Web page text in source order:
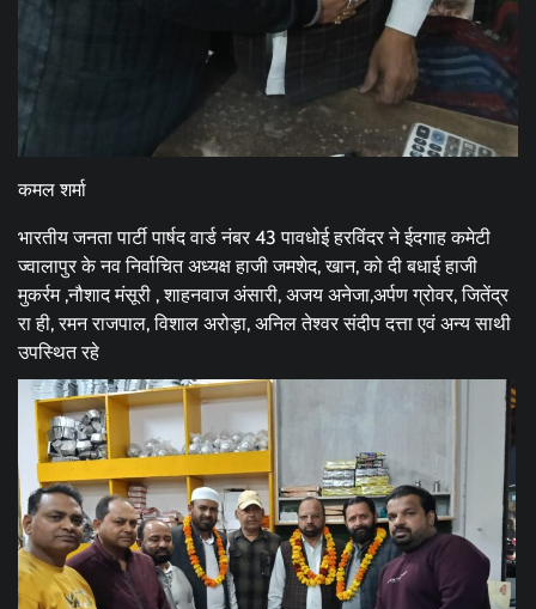
कमल शर्मा
भारतीय जनता पार्टी पार्षद वार्ड नंबर 43 पावधोई हरविंदर ने ईदगाह कमेटी
ज्वालापुर के नव निर्वाचित अध्यक्ष हाजी जमशेद, खान, को दी बधाई हाजी
मुकर्रम ,नौशाद मंसूरी , शाहनवाज अंसारी, अजय अनेजा,अर्पण ग्रोवर, जितेंद्र
रा ही, रमन राजपाल, विशाल अरोड़ा, अनिल तेश्वर संदीप दत्ता एवं अन्य साथी
उपस्थित रहे